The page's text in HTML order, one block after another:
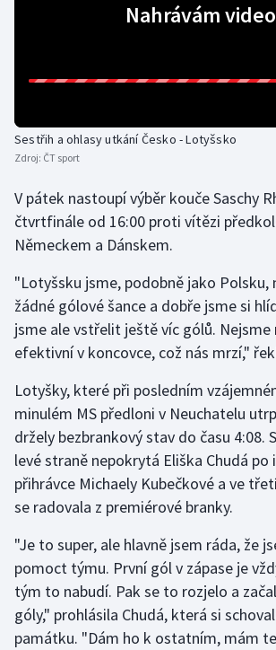
Krasobruslení
Lezení
Lyže a snowboard
Moderní pětiboj
Motorsport
Parasport
Plavání
Plážový volejbal
Ragby
Rychlobruslení
Rychlostní kanoistika
Nahrávám video
Sestřih a ohlasy utkání Česko - Lotyšsko
Zdroj: ČT sport
V pátek nastoupí výběr kouče Saschy
čtvrtfinále od 16:00 proti vítězi
Německem a Dánskem.
"Lotyšsku jsme, podobně jako
žádné gólové šance a dobře jsme si
jsme ale vstřelit ještě víc gólů. Nejsme
efektivní v koncovce, což nás mrzí,"
Lotyšky, které při posledním
minulém MS předloni v Neuchatelu
držely bezbrankový stav do času 4:08.
levé straně nepokrytá Eliška Chudá po
přihrávce Michaely Kubečkové a ve
se radovala z premiérové branky.
"Je to super, ale hlavně jsem ráda, že
pomoct týmu. První gól v zápase je
tým to nabudí. Pak se to rozjelo a
góly," prohlásila Chudá, která si
památku. "Dám ho k ostatním, mám